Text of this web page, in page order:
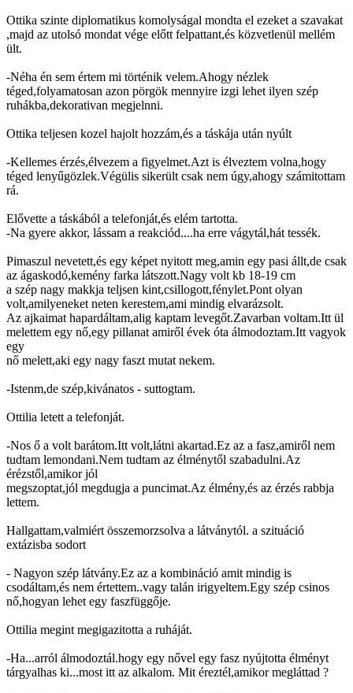
Ottika szinte diplomatikus komolyságal mondta el ezeket a szavakat
,majd az utolsó mondat vége előtt felpattant,és közvetlenül mellém
ült.
-Néha én sem értem mi történik velem.Ahogy nézlek
téged,folyamatosan azon pörgök mennyire izgi lehet ilyen szép
ruhákba,dekorativan megjelnni.
Ottika teljesen kozel hajolt hozzám,és a táskája után nyúlt
-Kellemes érzés,élvezem a figyelmet.Azt is élveztem volna,hogy
téged lenyűgözlek.Végülis sikerült csak nem úgy,ahogy számitottam
rá.
Elővette a táskából a telefonját,és elém tartotta.
-Na gyere akkor, lássam a reakciód....ha erre vágytál,hát tessék.
Pimaszul nevetett,és egy képet nyitott meg,amin egy pasi állt,de csak
az ágaskodó,kemény farka látszott.Nagy volt kb 18-19 cm
a szép nagy makkja teljsen kint,csillogott,fénylet.Pont olyan
volt,amilyeneket neten kerestem,ami mindig elvarázsolt.
Az ajkaimat hapardáltam,alig kaptam levegőt.Zavarban voltam.Itt ül
melettem egy nő,egy pillanat amiről évek óta álmodoztam.Itt vagyok
egy
nő melett,aki egy nagy faszt mutat nekem.
-Istenm,de szép,kivánatos - suttogtam.
Ottilia letett a telefonját.
-Nos ő a volt barátom.Itt volt,látni akartad.Ez az a fasz,amiről nem
tudtam lemondani.Nem tudtam az élménytől szabadulni.Az
érézstől,amikor jól
megszoptat,jól megdugja a puncimat.Az élmény,és az érzés rabbja
lettem.
Hallgattam,valmiért összemorzsolva a látványtól. a szituáció
extázisba sodort
- Nagyon szép látvány.Ez az a kombináció amit mindig is
csodáltam,és nem értettem..vagy talán irigyeltem.Egy szép csinos
nő,hogyan lehet egy faszfüggője.
Ottilia megint megigazitotta a ruháját.
-Ha...arról álmodoztál.hogy egy nővel egy fasz nyújtotta élményt
tárgyalhas ki...most itt az alkalom. Mit éreztél,amikor megláttad ?